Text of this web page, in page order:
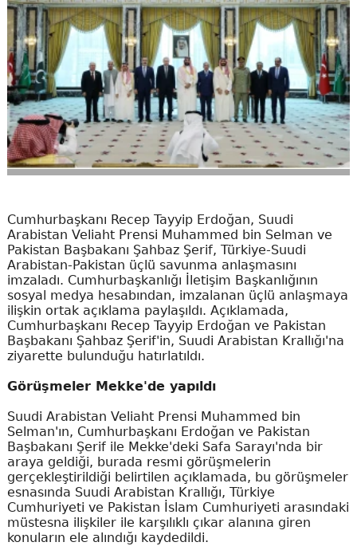
Cumhurbaşkanı Recep Tayyip Erdoğan, Suudi
Arabistan Veliaht Prensi Muhammed bin Selman ve
Pakistan Başbakanı Şahbaz Şerif, Türkiye-Suudi
Arabistan-Pakistan üçlü savunma anlaşmasını
imzaladı. Cumhurbaşkanlığı İletişim Başkanlığının
sosyal medya hesabından, imzalanan üçlü anlaşmaya
ilişkin ortak açıklama paylaşıldı. Açıklamada,
Cumhurbaşkanı Recep Tayyip Erdoğan ve Pakistan
Başbakanı Şahbaz Şerif'in, Suudi Arabistan Krallığı'na
ziyarette bulunduğu hatırlatıldı.
Görüşmeler Mekke'de yapıldı
Suudi Arabistan Veliaht Prensi Muhammed bin
Selman'ın, Cumhurbaşkanı Erdoğan ve Pakistan
Başbakanı Şerif ile Mekke'deki Safa Sarayı'nda bir
araya geldiği, burada resmi görüşmelerin
gerçekleştirildiği belirtilen açıklamada, bu görüşmeler
esnasında Suudi Arabistan Krallığı, Türkiye
Cumhuriyeti ve Pakistan İslam Cumhuriyeti arasındaki
müstesna ilişkiler ile karşılıklı çıkar alanına giren
konuların ele alındığı kaydedildi.